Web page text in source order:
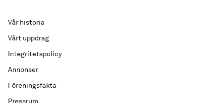
Vår historia
Vårt uppdrag
Integritetspolicy
Annonser
Föreningsfakta
Pressrum